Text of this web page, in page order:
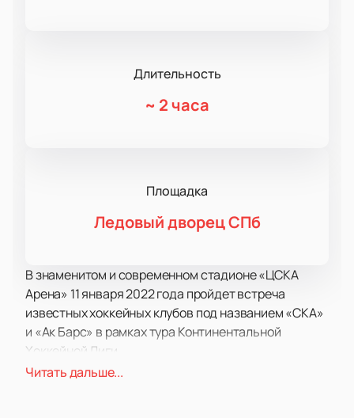
Длительность
~ 2 часа
Площадка
Ледовый дворец СПб
В знаменитом и современном стадионе «ЦСКА
Арена» 11 января 2022 года пройдет встреча
известных хоккейных клубов под названием «СКА»
и «Ак Барс» в рамках тура Континентальной
Хоккейной Лиги.
«СКА», или Спортивный клуб армии, это один из
Читать дальше...